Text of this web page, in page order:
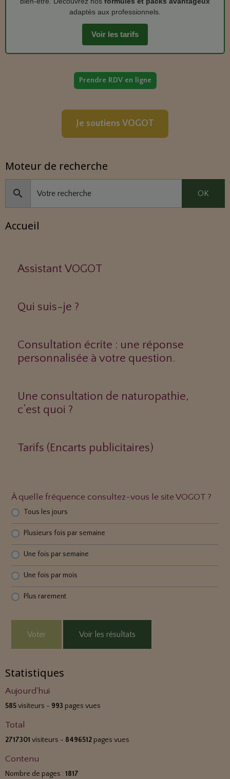
adaptés aux professionnels.
Voir les tarifs
Prendre RDV en ligne
Je soutiens VOGOT
Moteur de recherche
OK
Accueil
Assistant VOGOT
Qui suis-je ?
Consultation écrite : une réponse
personnalisée à votre question.
Une consultation de naturopathie,
c’est quoi ?
Tarifs (Encarts publicitaires)
À quelle fréquence consultez-vous le site VOGOT ?
Tous les jours
Plusieurs fois par semaine
Une fois par semaine
Une fois par mois
Plus rarement
Voter Voir les résultats
Statistiques
Aujourd'hui
585visiteurs - 993 pages vues
Total
2717301 visiteurs - 8496512 pages vues
Contenu
Nombre de pages : 1817